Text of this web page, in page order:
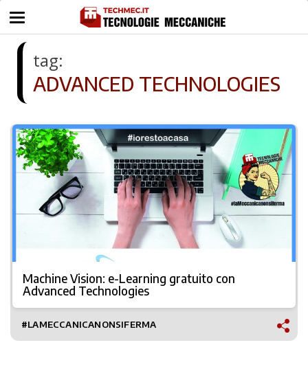
tag:
ADVANCED TECHNOLOGIES
Machine Vision: e-Learning gratuito con
Advanced Technologies
#LAMECCANICANONSIFERMA